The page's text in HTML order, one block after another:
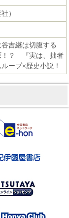
）
吉継は切腹する
！？ 『実は、拙者
ープ×歴史小説！